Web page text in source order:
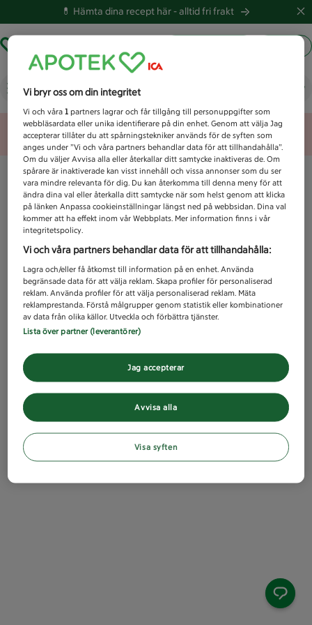
💊 Hämta dina recept här -alltid fri frakt
Vad letar du efter idag?
Unknown error
Vi bryr oss om din integritet
Vi och våra1 partners lagrar och får tillgång till personuppgifter som
webbläsardata eller unika identifierare på din enhet. Genom att välja Jag
accepterar tillåter du att spårningstekniker används för de syften som
anges under ”Vi och våra partners behandlar data för att tillhandahålla”.
Om du väljer Avvisa alla eller återkallar ditt samtycke inaktiveras de. Om
spårare är inaktiverade kan visst innehåll och vissa annonser som du ser
vara mindre relevanta för dig. Du kan återkomma till denna meny för att
ändra dina val eller återkalla ditt samtycke när som helst genom att klicka
på länken Anpassa cookieinställningar längst ned på webbsidan. Dina val
kommer att ha effekt inom vår Webbplats. Mer information finns i vår
integritetspolicy.
Vi och våra partners behandlar data för att tillhandahålla:
Lagra och/eller få åtkomst till information på en enhet. Använda
begränsade data för att välja reklam. Skapa profiler för personaliserad
reklam. Använda profiler för att välja personaliserad reklam. Mäta
reklamprestanda. Förstå målgrupper genom statistik eller kombinationer
av data från olika källor. Utveckla och förbättra tjänster.
Lista över partner (leverantörer)
Avvisa alla
Jag accepterar
Visa syften